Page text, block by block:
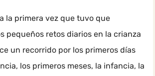
la primera vez que tuvo que
pequeños retos diarios en la crianza
un recorrido por los primeros días
los primeros meses, la infancia, la